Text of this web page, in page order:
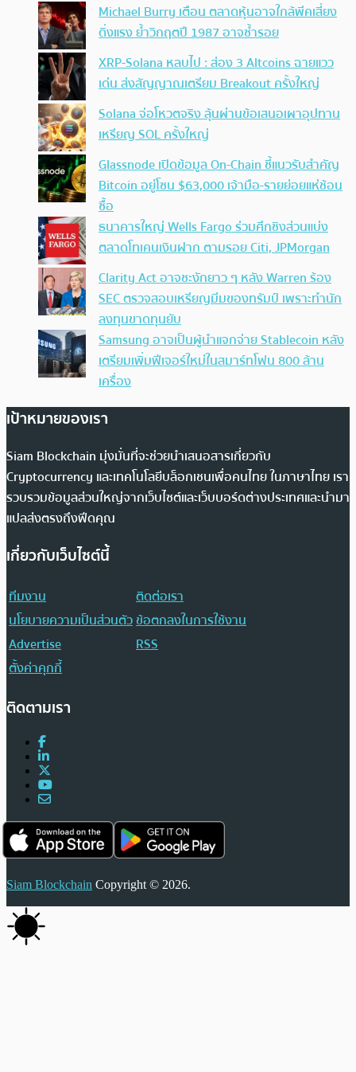
Michael Burry เตือน ตลาดหุ้นอาจใกล้พีคเสี่ยง
ดิ่งแรง ย้ำวิกฤตปี 1987 อาจซ้ำรอย
XRP-Solana หลบไป : ส่อง 3 Altcoins ฉายแวว
เด่น ส่งสัญญาณเตรียม Breakout ครั้งใหญ่
Solana จ่อโหวตจริง ลุ้นผ่านข้อเสนอเผาอุปทาน
เหรียญ SOL ครั้งใหญ่
Glassnode เปิดข้อมูล On-Chain ชี้แนวรับสำคัญ
Bitcoin อยู่โซน $63,000 เจ้ามือ-รายย่อยแห่ช้อน
ซื้อ
ธนาคารใหญ่ Wells Fargo ร่วมศึกชิงส่วนแบ่ง
ตลาดโทเคนเงินฝาก ตามรอย Citi, JPMorgan
Clarity Act อาจชะงักยาว ๆ หลัง Warren ร้อง
SEC ตรวจสอบเหรียญมีมของทรัมป์ เพราะทำนัก
ลงทุนขาดทุนยับ
Samsung อาจเป็นผู้นำแจกจ่าย Stablecoin หลัง
เตรียมเพิ่มฟีเจอร์ใหม่ในสมาร์ทโฟน 800 ล้าน
เครื่อง
เป้าหมายของเรา
Siam Blockchain มุ่งมั่นที่จะช่วยนำเสนอสารเกี่ยวกับ
Cryptocurrency และเทคโนโลยีบล็อกเชนเพื่อคนไทย ในภาษาไทย เรา
รวบรวมข้อมูลส่วนใหญ่จากเว็บไซต์และเว็บบอร์ดต่างประเทศและนำมา
แปลส่งตรงถึงฟีดคุณ
เกี่ยวกับเว็บไซต์นี้
ทีมงาน
ติดต่อเรา
นโยบายความเป็นส่วนตัวข้อตกลงในการใช้งาน
Advertise
RSS
ตั้งค่าคุกกี้
ติดตามเรา
Siam Blockchain Copyright © 2026.